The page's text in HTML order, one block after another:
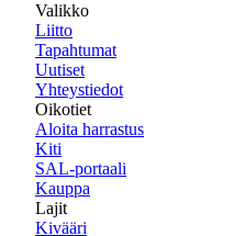
Valikko
Liitto
Tapahtumat
Uutiset
Yhteystiedot
Oikotiet
Aloita harrastus
Kiti
SAL-portaali
Kauppa
Lajit
Kivääri